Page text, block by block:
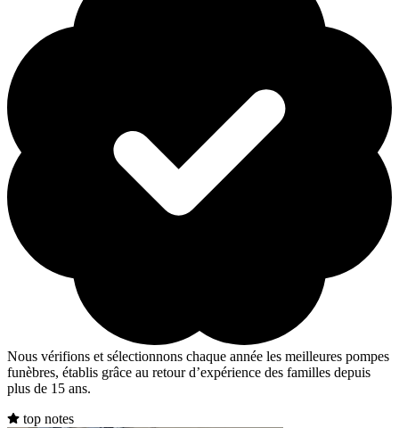
Nous vérifions et sélectionnons chaque année les meilleures pompes
funèbres, établis grâce au retour d’expérience des familles depuis
plus de 15 ans.
top notes